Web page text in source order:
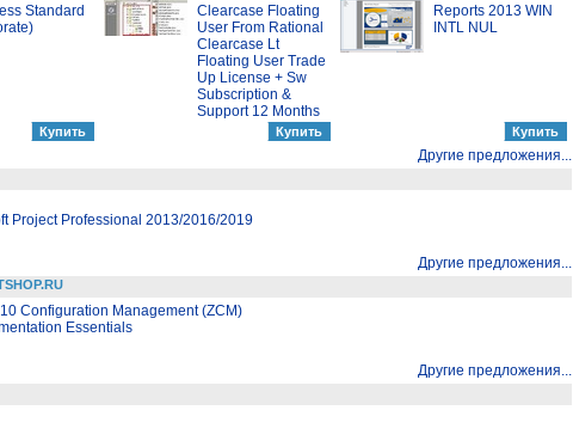
Standard
Clearcase Floating
User From Rational
Clearcase Lt
Floating User Trade
Up License + Sw
Subscription &
Support 12 Months
Reports 2013 WIN
INTL NUL
Другие предложения...
Project Professional 2013/2016/2019
Другие предложения...
Configuration Management (ZCM)
Essentials
Другие предложения...